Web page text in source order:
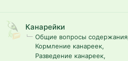
Канарейки
Общие вопросы содержания
Кормление канареек
Разведение канареек